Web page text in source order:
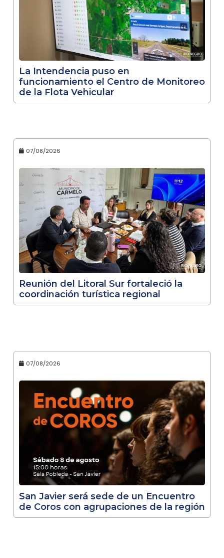
La Intendencia puso en
funcionamiento el Centro de Monitoreo
de la Flota Vehicular
07/08/2026
Reunión del Litoral Sur fortaleció la
coordinación turística regional
07/08/2026
San Javier será sede de un Encuentro
de Coros con agrupaciones de la región